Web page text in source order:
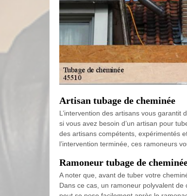
Artisan tubage de cheminée
L’intervention des artisans vous garantit
si vous avez besoin d’un artisan pour
des artisans compétents, expérimentés
l’intervention terminée, ces ramoneurs
Ramoneur tubage de
A noter que, avant de tuber votre
Dans ce cas, un ramoneur polyvalent